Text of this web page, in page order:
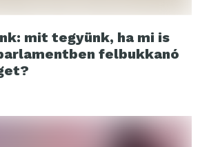
mit tegyünk, ha mi is
felbukkanó